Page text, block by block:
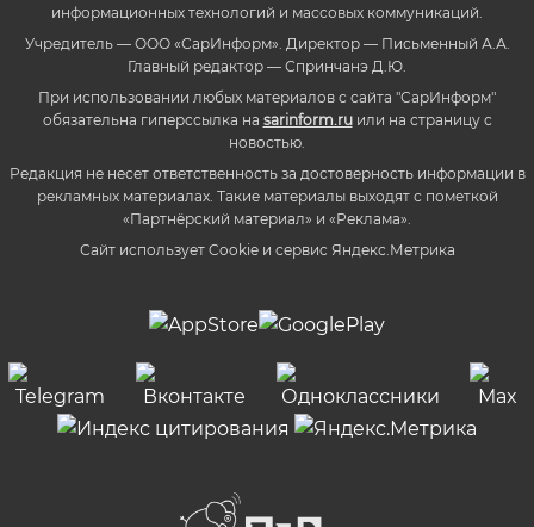
информационных технологий и массовых коммуникаций.
Учредитель — ООО «СарИнформ». Директор — Письменный А.А.
Главный редактор — Спринчанэ Д.Ю.
При использовании любых материалов с сайта "СарИнформ"
обязательна гиперссылка на sarinform.ruили на страницу с
новостью.
Редакция не несет ответственность за достоверность информации в
рекламных материалах. Такие материалы выходят с пометкой
«Партнёрский материал» и «Реклама».
Сайт использует Cookie и сервиc Яндекс.Метрика